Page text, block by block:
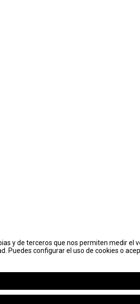
y de terceros que nos permiten medir el
Puedes configurar el uso de cookies o